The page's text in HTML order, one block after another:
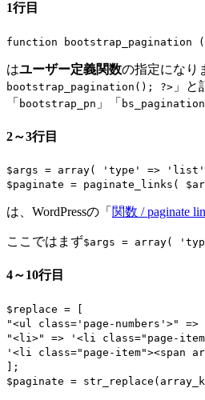
1行目
function bootstrap_pagination
はユーザー定義関数の指定になり
bootstrap_pagination(); ?> 」と
「 bootstrap_pn 」「 bs_pagination
2～3行目
$args = array( 'type' =>
$paginate = paginate_links(
は、WordPressの「 関数 / paginate
ここではまず$args = array(
4～10行目
$replace = [
"<ul class='page-numbers'>"
"<li>" => '<li class="page-
'<li class="page-item"><span
];
$paginate =